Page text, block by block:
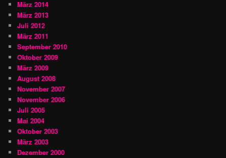
März 2014
März 2013
Juli 2012
März 2011
September 2010
Oktober 2009
März 2009
August 2008
November 2007
November 2006
Juli 2005
Mai 2004
Oktober 2003
März 2003
Dezember 2000